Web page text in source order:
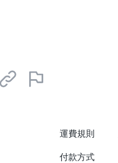
運費規則
付款方式